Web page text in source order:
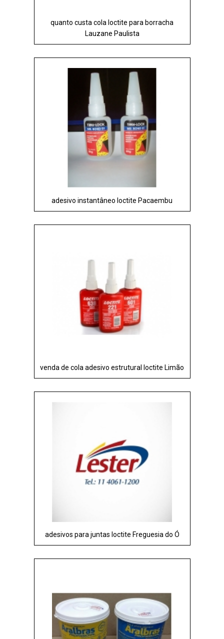
quanto custa cola loctite para borracha
Lauzane Paulista
adesivo instantâneo loctite Pacaembu
venda de cola adesivo estrutural loctite Limão
adesivos para juntas loctite Freguesia do Ó